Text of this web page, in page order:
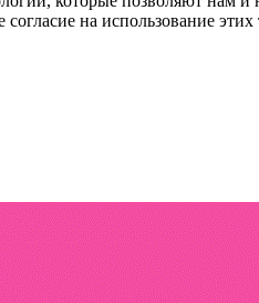
на использование